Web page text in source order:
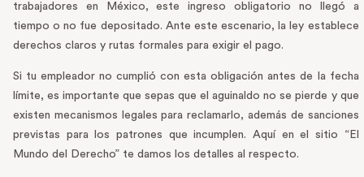
trabajadores en México, este ingreso obligatorio no llegó a
tiempo o no fue depositado. Ante este escenario, la ley establece
derechos claros y rutas formales para exigir el pago.
Si tu empleador no cumplió con esta obligación antes de la fecha
límite, es importante que sepas que el aguinaldo no se pierde y que
existen mecanismos legales para reclamarlo, además de sanciones
previstas para los patrones que incumplen. Aquí en el sitio “El
Mundo del Derecho” te damos los detalles al respecto.